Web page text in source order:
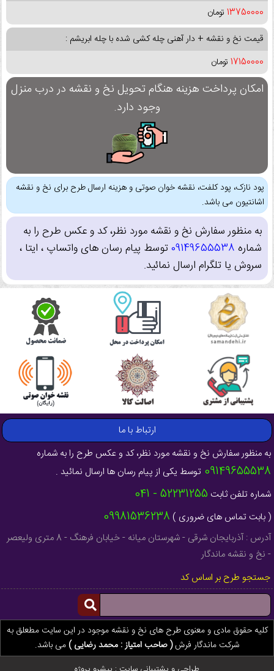
13750000 تومان
قیمت نخ و نقشه + دار آهنی چله کشی شده با چله ابریشم :
17150000 تومان
امکان پرداخت هزینه هنگام تحویل نخ و نقشه در درب منزل
وجود دارد.
پود نازک، پود کلفت، نقشه خوان صوتی و هزینه ارسال طرح برای نخ و نقشه
اشانتیون می باشد.
به منظور سفارش نخ و نقشه مورد نظر، کد و عکس طرح را به
شماره 09149655538توسط پیام رسان های واتساپ ، ایتا ،
سروش یا تلگرام ارسال نمائید.
ارتباط با ما
به منظور سفارش نخ و نقشه مورد نظر، کد و عکس طرح را به شماره
09149655538 توسط یکی از پیام رسان ها ارسال نمائید .
شماره تلفن ثابت 52231255 - 041
( بابت تماس های ضروری ) 09981536238
آدرس : آذربایجان شرقی - شهرستان میانه - خیابان فرهنگ - 8 متری ولیعصر
- نخ و نقشه ماندگار
جستجو طرح بر اساس کد
کلیه حقوق مادی و معنوی طرح های نخ و نقشه موجود در این سایت مطعلق به
شرکت ماندگار فرش( صاحب امتیاز : محمد رضایی )می باشد.